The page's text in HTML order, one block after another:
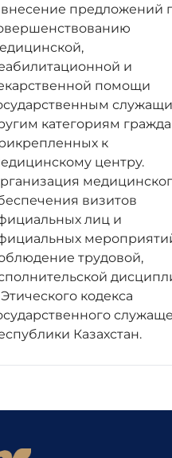
предложений
и
помощи
категориям
к
центру.
визитов
лиц и
трудовой,
кодекса
Казахстан.